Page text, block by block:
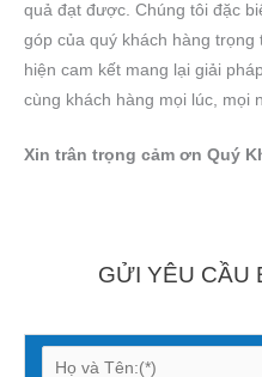
quả đạt được. Chúng tôi đặc
góp của quý khách hàng
hiện cam kết mang lại giải
cùng khách hàng mọi lúc, mọi
Xin trân trọng cảm ơn Quý
GỬI YÊU CẦU